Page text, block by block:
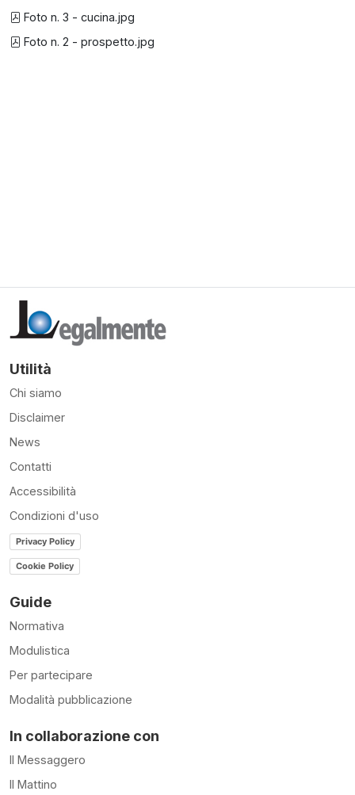
Foto n. 3 - cucina.jpg
Foto n. 2 - prospetto.jpg
Utilità
Chi siamo
Disclaimer
News
Contatti
Accessibilità
Condizioni d'uso
Privacy Policy
Cookie Policy
Guide
Normativa
Modulistica
Per partecipare
Modalità pubblicazione
In collaborazione con
Il Messaggero
Il Mattino